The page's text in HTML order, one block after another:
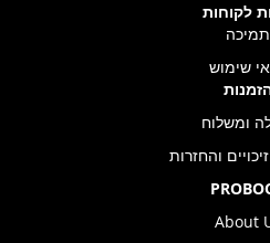
לקוחות
תמיכה
שימוש
ומשלוח
והחזרות
About